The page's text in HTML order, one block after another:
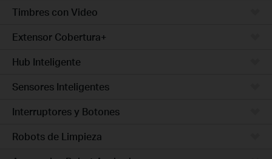
Timbres con Video
Extensor Cobertura+
Hub Inteligente
Sensores Inteligentes
Interruptores y Botones
Robots de Limpieza